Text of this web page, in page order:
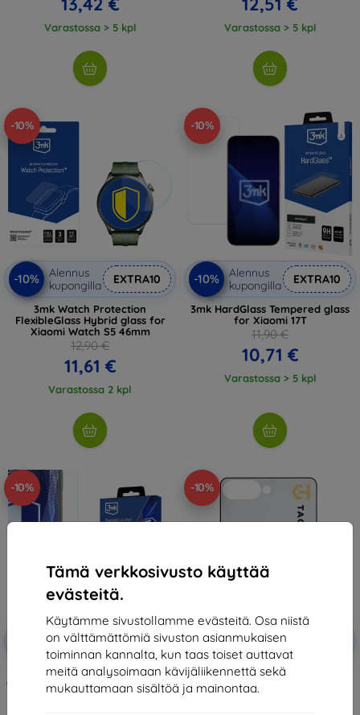
Tämä verkkosivusto käyttää
evästeitä.
Käytämme sivustollamme evästeitä. Osa niistä
on välttämättömiä sivuston asianmukaisen
toiminnan kannalta, kun taas toiset auttavat
meitä analysoimaan kävijäliikennettä sekä
mukauttamaan sisältöä ja mainontaa.
Varastossa > 5 kpl Varastossa > 5 kpl
-10%
-10%
Alennus
kupongilla
EXTRA10
3mk Watch Protection
FlexibleGlass Hybrid glass for
Xiaomi Watch S5 46mm
12,90 €
11,61 €
Varastossa 2 kpl
-10%
-10%
Alennus
kupongilla
EXTRA10
3mk HardGlass Tempered glass
for Xiaomi 17T
11,90 €
10,71 €
Varastossa > 5 kpl
-10%
Alennus
kupongilla
EXTRA10
3mk FlexibleGlass Pro Hybrid
glass for Samsung Galaxy Z Fold
8 Ultra
-10%
-10%
Alennus
kupongilla
Tactical Glass Shield 5D for
Samsung Galaxy Z Flip 8 Black
(Outer) (57983130475)